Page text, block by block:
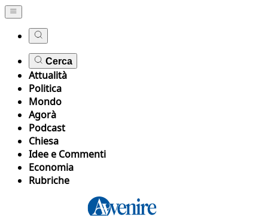
Cerca
Attualità
Politica
Mondo
Agorà
Podcast
Chiesa
Idee e Commenti
Economia
Rubriche